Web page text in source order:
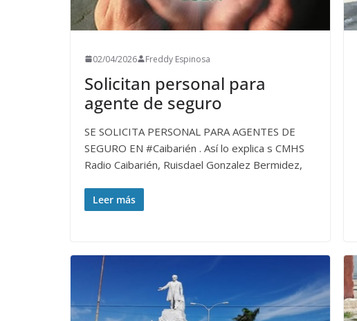
02/04/2026 Freddy Espinosa
Solicitan personal para
agente de seguro
SE SOLICITA PERSONAL PARA AGENTES DE
SEGURO EN #Caibarién . Así lo explica s CMHS
Radio Caibarién, Ruisdael Gonzalez Bermidez,
Leer más